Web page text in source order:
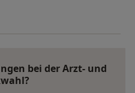
bei der Arzt- und